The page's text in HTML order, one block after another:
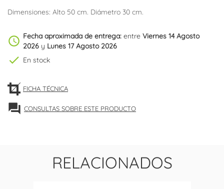
Dimensiones: Alto 50 cm. Diámetro 30 cm.
schedule Fecha aproximada de entrega: entre Viernes 14 Agosto
2026 y Lunes 17 Agosto 2026
check En stock
FICHA TÉCNICA
forum CONSULTAS SOBRE ESTE PRODUCTO
RELACIONADOS